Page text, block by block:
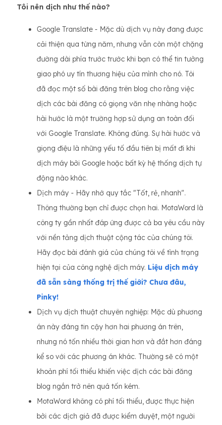
Tôi nên dịch như thế nào?
Google Translate - Mặc dù dịch vụ này đang được
cải thiện qua từng năm, nhưng vẫn còn một chặng
đường dài phía trước trước khi bạn có thể tin tưởng
giao phó uy tín thương hiệu của mình cho nó. Tôi
đã đọc một số bài đăng trên blog cho rằng việc
dịch các bài đăng có giọng văn nhẹ nhàng hoặc
hài hước là một trường hợp sử dụng an toàn đối
với Google Translate. Không đúng. Sự hài hước và
giọng điệu là những yếu tố đầu tiên bị mất đi khi
dịch máy bởi Google hoặc bất kỳ hệ thống dịch tự
động nào khác.
Dịch máy - Hãy nhớ quy tắc "Tốt, rẻ, nhanh".
Thông thường bạn chỉ được chọn hai. MotaWord là
công ty gần nhất đáp ứng được cả ba yêu cầu này
với nền tảng dịch thuật cộng tác của chúng tôi.
Hãy đọc bài đánh giá của chúng tôi về tình trạng
hiện tại của công nghệ dịch máy. Liệu dịch máy
đã sẵn sàng thống trị thế giới? Chưa đâu,
Pinky!
Dịch vụ dịch thuật chuyên nghiệp: Mặc dù phương
án này đáng tin cậy hơn hai phương án trên,
nhưng nó tốn nhiều thời gian hơn và đắt hơn đáng
kể so với các phương án khác. Thường sẽ có một
khoản phí tối thiểu khiến việc dịch các bài đăng
blog ngắn trở nên quá tốn kém.
MotaWord không có phí tối thiểu, được thực hiện
bởi các dịch giả đã được kiểm duyệt, một người